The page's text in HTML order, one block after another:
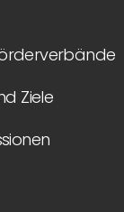
Ziele